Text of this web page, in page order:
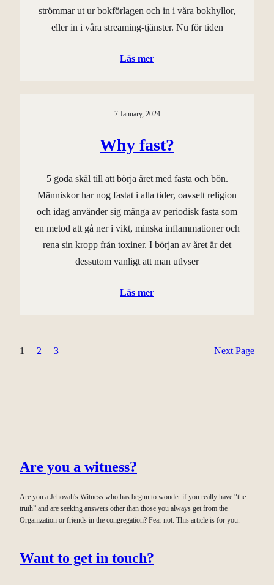
strömmar ut ur bokförlagen och in i våra bokhyllor,
eller in i våra streaming-tjänster. Nu för tiden
Läs mer
7 January, 2024
Why fast?
5 goda skäl till att börja året med fasta och bön.
Människor har nog fastat i alla tider, oavsett religion
och idag använder sig många av periodisk fasta som
en metod att gå ner i vikt, minska inflammationer och
rena sin kropp från toxiner. I början av året är det
dessutom vanligt att man utlyser
Läs mer
1 2 3 Next Page
Are you a witness?
Are you a Jehovah's Witness who has begun to wonder if you really have “the
truth” and are seeking answers other than those you always get from the
Organization or friends in the congregation? Fear not. This article is for you.
Want to get in touch?